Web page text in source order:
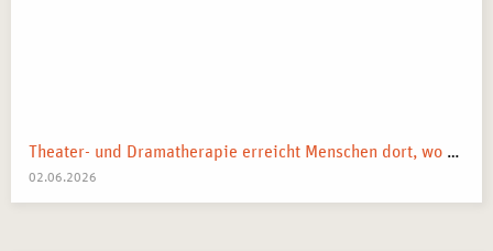
Theater- und Dramatherapie erreicht Menschen dort, wo Worte manchmal nicht mehr weiterkommen.
02.06.2026